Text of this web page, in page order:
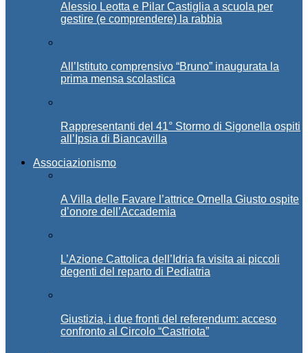
Alessio Leotta e Pilar Castiglia a scuola per
gestire (e comprendere) la rabbia
All’Istituto comprensivo “Bruno” inaugurata la
prima mensa scolastica
Rappresentanti del 41° Stormo di Sigonella ospiti
all’Ipsia di Biancavilla
Associazionismo
A Villa delle Favare l’attrice Ornella Giusto ospite
d’onore dell’Accademia
L’Azione Cattolica dell’Idria fa visita ai piccoli
degenti del reparto di Pediatria
Giustizia, i due fronti del referendum: acceso
confronto al Circolo “Castriota”